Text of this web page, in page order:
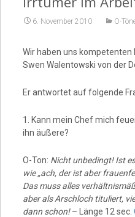
6. November 2010 O-
Wir haben uns
Swen Walentowski von der
Er antwortet auf folgende
1. Kann mein Chef mich
ihn äußere?
O-Ton: Nicht unbedingt! Ist
wie „ach, der ist aber
Das muss alles
aber als Arschloch tituliert,
dann schon!– Länge 12 sec.